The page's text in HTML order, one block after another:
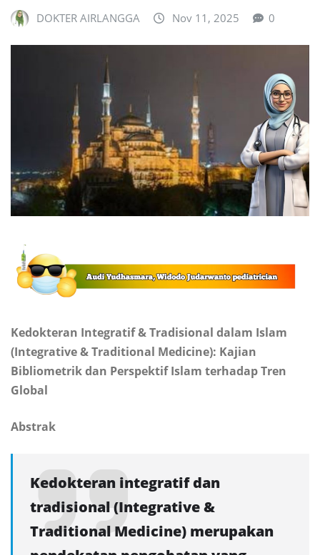
DOKTER AIRLANGGA Nov 11, 2025 0
Kedokteran Integratif & Tradisional dalam Islam
(Integrative & Traditional Medicine): Kajian
Bibliometrik dan Perspektif Islam terhadap Tren
Global
Abstrak
Kedokteran integratif dan
tradisional (Integrative &
Traditional Medicine) merupakan